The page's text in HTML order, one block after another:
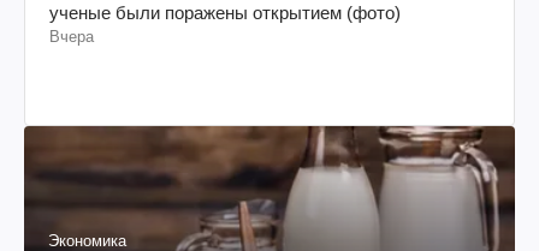
ученые были поражены открытием (фото)
Вчера
Экономика